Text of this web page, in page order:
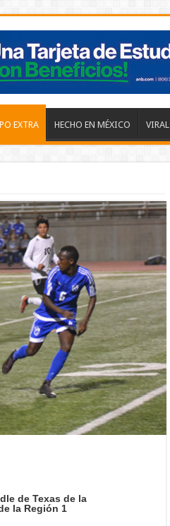
EXTRA HECHO EN MÉXICO VIRAL
de Texas de la
la Región 1